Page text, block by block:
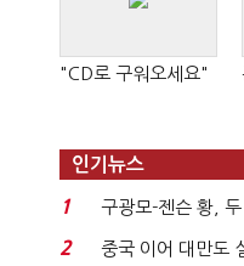
"CD로 구워오세요"
인기뉴스
1
구광모-젠슨 황,
로봇·AI 등 논...
2
중국 이어 대만도